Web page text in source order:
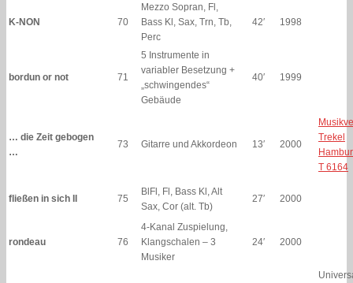
K-NON 70
Mezzo Sopran, Fl,
Bass Kl, Sax, Trn, Tb,
Perc
42′ 1998
bordun or not 71
5 Instrumente in
variabler Besetzung +
„schwingendes“
Gebäude
40′ 1999
… die Zeit gebogen
…
73 Gitarre und Akkordeon 13′ 2000
Trekel
T 6164
fließen in sich II 75
BlFl, Fl, Bass Kl, Alt
Sax, Cor (alt. Tb)
27′ 2000
rondeau 76
4-Kanal Zuspielung,
Klangschalen – 3
Musiker
24′ 2000